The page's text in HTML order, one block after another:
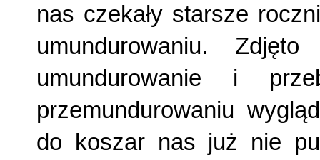
nas czekały starsze
umundurowaniu.
umundurowanie i
przemundurowaniu
do koszar nas już nie